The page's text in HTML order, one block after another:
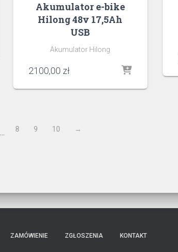
Akumulator e-bike
Hilong 48v 17,5Ah
USB
Akumulator Hilong
2100,00 zł
8 9 10 →
ZAMÓWIENIE ZGŁOSZENIA KONTAKT